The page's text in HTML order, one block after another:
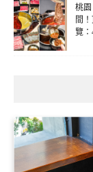
桃
間
覽：